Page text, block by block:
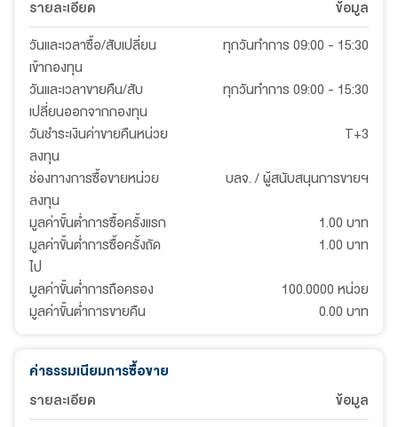
รายละเอียด
ข้อมูล
วันและเวลาซื้อ/สับเปลี่ยน
เข้ากองทุน
ทุกวันทำการ 09:00 - 15:30
วันและเวลาขายคืน/สับ
เปลี่ยนออกจากกองทุน
ทุกวันทำการ 09:00 - 15:30
วันชำระเงินค่าขายคืนหน่วย
ลงทุน
T+3
ช่องทางการซื้อขายหน่วย
ลงทุน
บลจ. / ผู้สนับสนุนการขายฯ
มูลค่าขั้นต่ำการซื้อครั้งแรก
1.00 บาท
มูลค่าขั้นต่ำการซื้อครั้งถัด
ไป
1.00 บาท
มูลค่าขั้นต่ำการถือครอง
100.0000 หน่วย
มูลค่าขั้นต่ำการขายคืน
0.00 บาท
ค่าธรรมเนียมการซื้อขาย
รายละเอียด
ข้อมูล